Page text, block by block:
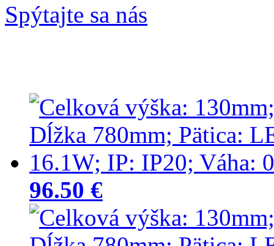
Spýtajte sa nás
96.50 €